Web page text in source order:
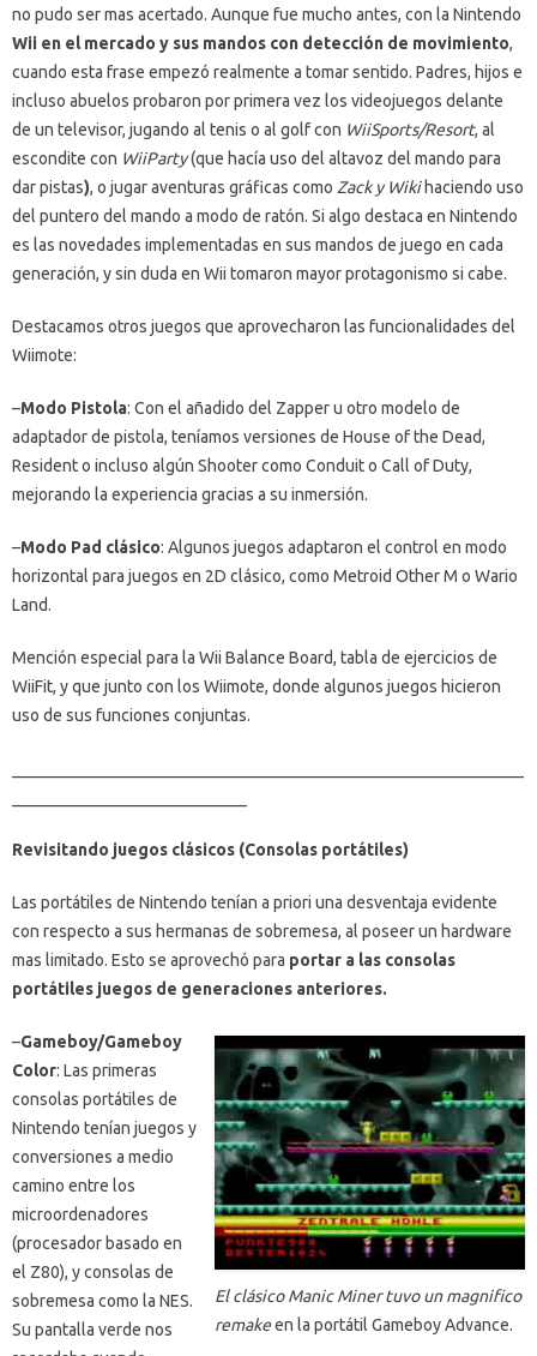
no pudo ser mas acertado. Aunque fue mucho antes, con la Nintendo
Wii en el mercado y sus mandos con detección de movimiento,
cuando esta frase empezó realmente a tomar sentido. Padres, hijos e
incluso abuelos probaron por primera vez los videojuegos delante
de un televisor, jugando al tenis o al golf con WiiSports/Resort, al
escondite con WiiParty(que hacía uso del altavoz del mando para
dar pistas), o jugar aventuras gráficas como Zack y Wikihaciendo uso
del puntero del mando a modo de ratón. Si algo destaca en Nintendo
es las novedades implementadas en sus mandos de juego en cada
generación, y sin duda en Wii tomaron mayor protagonismo si cabe.
Destacamos otros juegos que aprovecharon las funcionalidades del
Wiimote:
–Modo Pistola: Con el añadido del Zapper u otro modelo de
adaptador de pistola, teníamos versiones de House of the Dead,
Resident o incluso algún Shooter como Conduit o Call of Duty,
mejorando la experiencia gracias a su inmersión.
–Modo Pad clásico: Algunos juegos adaptaron el control en modo
horizontal para juegos en 2D clásico, como Metroid Other M o Wario
Land.
Mención especial para la Wii Balance Board, tabla de ejercicios de
WiiFit, y que junto con los Wiimote, donde algunos juegos hicieron
uso de sus funciones conjuntas.
Revisitando juegos clásicos (Consolas portátiles)
Las portátiles de Nintendo tenían a priori una desventaja evidente
con respecto a sus hermanas de sobremesa, al poseer un hardware
mas limitado. Esto se aprovechó para portar a las consolas
portátiles juegos de generaciones anteriores.
El clásico Manic Miner tuvo un magnifico
remakeen la portátil Gameboy Advance.
–Gameboy/Gameboy
Color: Las primeras
consolas portátiles de
Nintendo tenían juegos y
conversiones a medio
camino entre los
microordenadores
(procesador basado en
el Z80), y consolas de
sobremesa como la NES.
Su pantalla verde nos